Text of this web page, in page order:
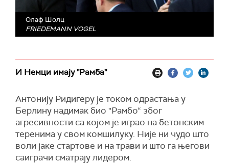
Олаф Шолц
FRIEDEMANN VOGEL
И Немци имају "Рамба"
Антонију Ридигеру је током одрастања у
Берлину надимак био "Рамбо“ због
агресивности са којом је играо на бетонским
теренима у свом комшилуку. Није ни чудо што
воли јаке стартове и на трави и што га његови
саиграчи сматрају лидером.